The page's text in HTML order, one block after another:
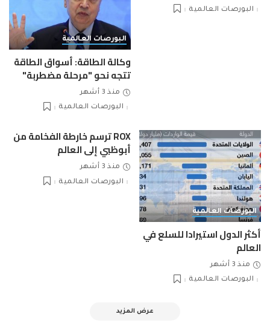
البورصات العالمية
البورصات العالمية
وكالة الطاقة: أسواق الطاقة
تتجه نحو "مرحلة مضطربة"
منذ 3 أشهر
البورصات العالمية
البورصات العالمية
أكثر الدول استيرادا للسلع في
العالم
منذ 3 أشهر
البورصات العالمية
ROX ترسم خارطة الفخامة من
أبوظبي إلى العالم
منذ 3 أشهر
البورصات العالمية
عرض المزيد